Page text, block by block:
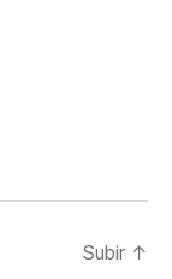
Subir ↑